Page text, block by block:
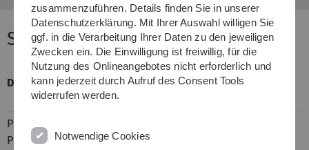
Sommer-Semester 2022
Dozenten Titel
Prof. Braun,
Prof.
zusammenzuführen. Details finden Sie in unserer
Datenschutzerklärung. Mit Ihrer Auswahl willigen Sie
ggf. in die Verarbeitung Ihrer Daten zu den jeweiligen
Zwecken ein. Die Einwilligung ist freiwillig, für die
Nutzung des Onlineangebotes nicht erforderlich und
kann jederzeit durch Aufruf des Consent Tools
widerrufen werden.
Notwendige Cookies